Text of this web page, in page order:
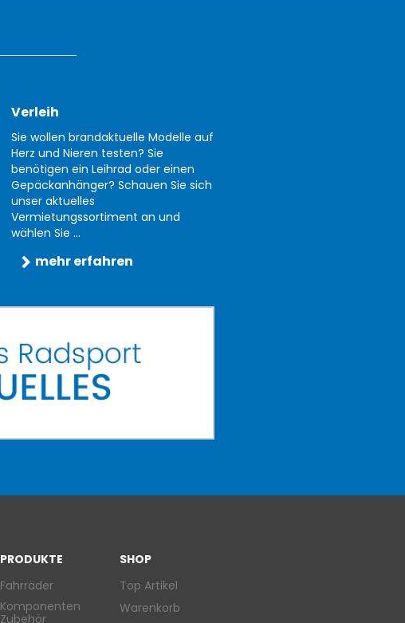
Verleih
Sie wollen brandaktuelle Modelle auf
Herz und Nieren testen? Sie
benötigen ein Leihrad oder einen
Gepäckanhänger? Schauen Sie sich
unser aktuelles
Vermietungssortiment an und
wählen Sie ...
mehr erfahren
PRODUKTE
Fahrräder
Komponenten
Zubehör
SHOP
Top Artikel
Warenkorb